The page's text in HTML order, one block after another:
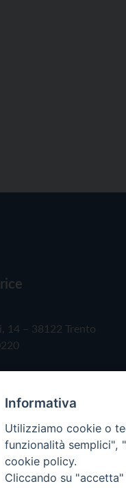
14 – 38122 Trento
Informativa
Utilizziamo cookie o
funzionalità semplici",
cookie policy.
Cliccando su